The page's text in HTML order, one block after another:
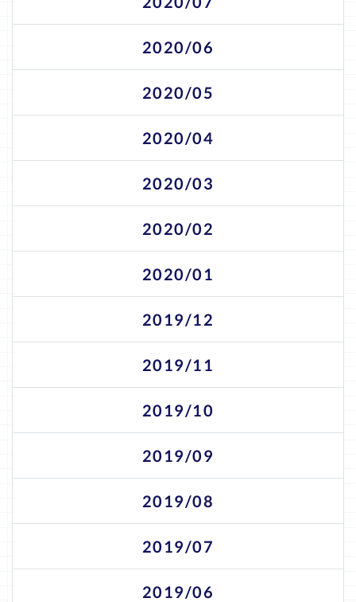
2020/06
2020/05
2020/04
2020/03
2020/02
2020/01
2019/12
2019/11
2019/10
2019/09
2019/08
2019/07
2019/06